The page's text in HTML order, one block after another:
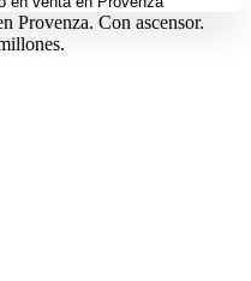
Provenza. Con ascensor.